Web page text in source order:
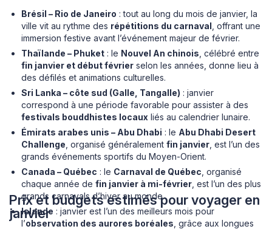
Brésil – Rio de Janeiro : tout au long du mois de janvier, la
ville vit au rythme des répétitions du carnaval , offrant une
immersion festive avant l’événement majeur de février.
Thaïlande – Phuket : le Nouvel An chinois , célébré entre
fin janvier et début février selon les années, donne lieu à
des défilés et animations culturelles.
Sri Lanka – côte sud (Galle, Tangalle) : janvier
correspond à une période favorable pour assister à des
festivals bouddhistes locaux liés au calendrier lunaire.
Émirats arabes unis – Abu Dhabi : le Abu Dhabi Desert
Challenge , organisé généralement fin janvier , est l’un des
grands événements sportifs du Moyen-Orient.
Canada – Québec : le Carnaval de Québec , organisé
chaque année de fin janvier à mi-février , est l’un des plus
grands carnavals d’hiver au monde.
Islande : janvier est l’un des meilleurs mois pour
l’observation des aurores boréales , grâce aux longues
Prix et budgets estimés pour voyager en
janvier